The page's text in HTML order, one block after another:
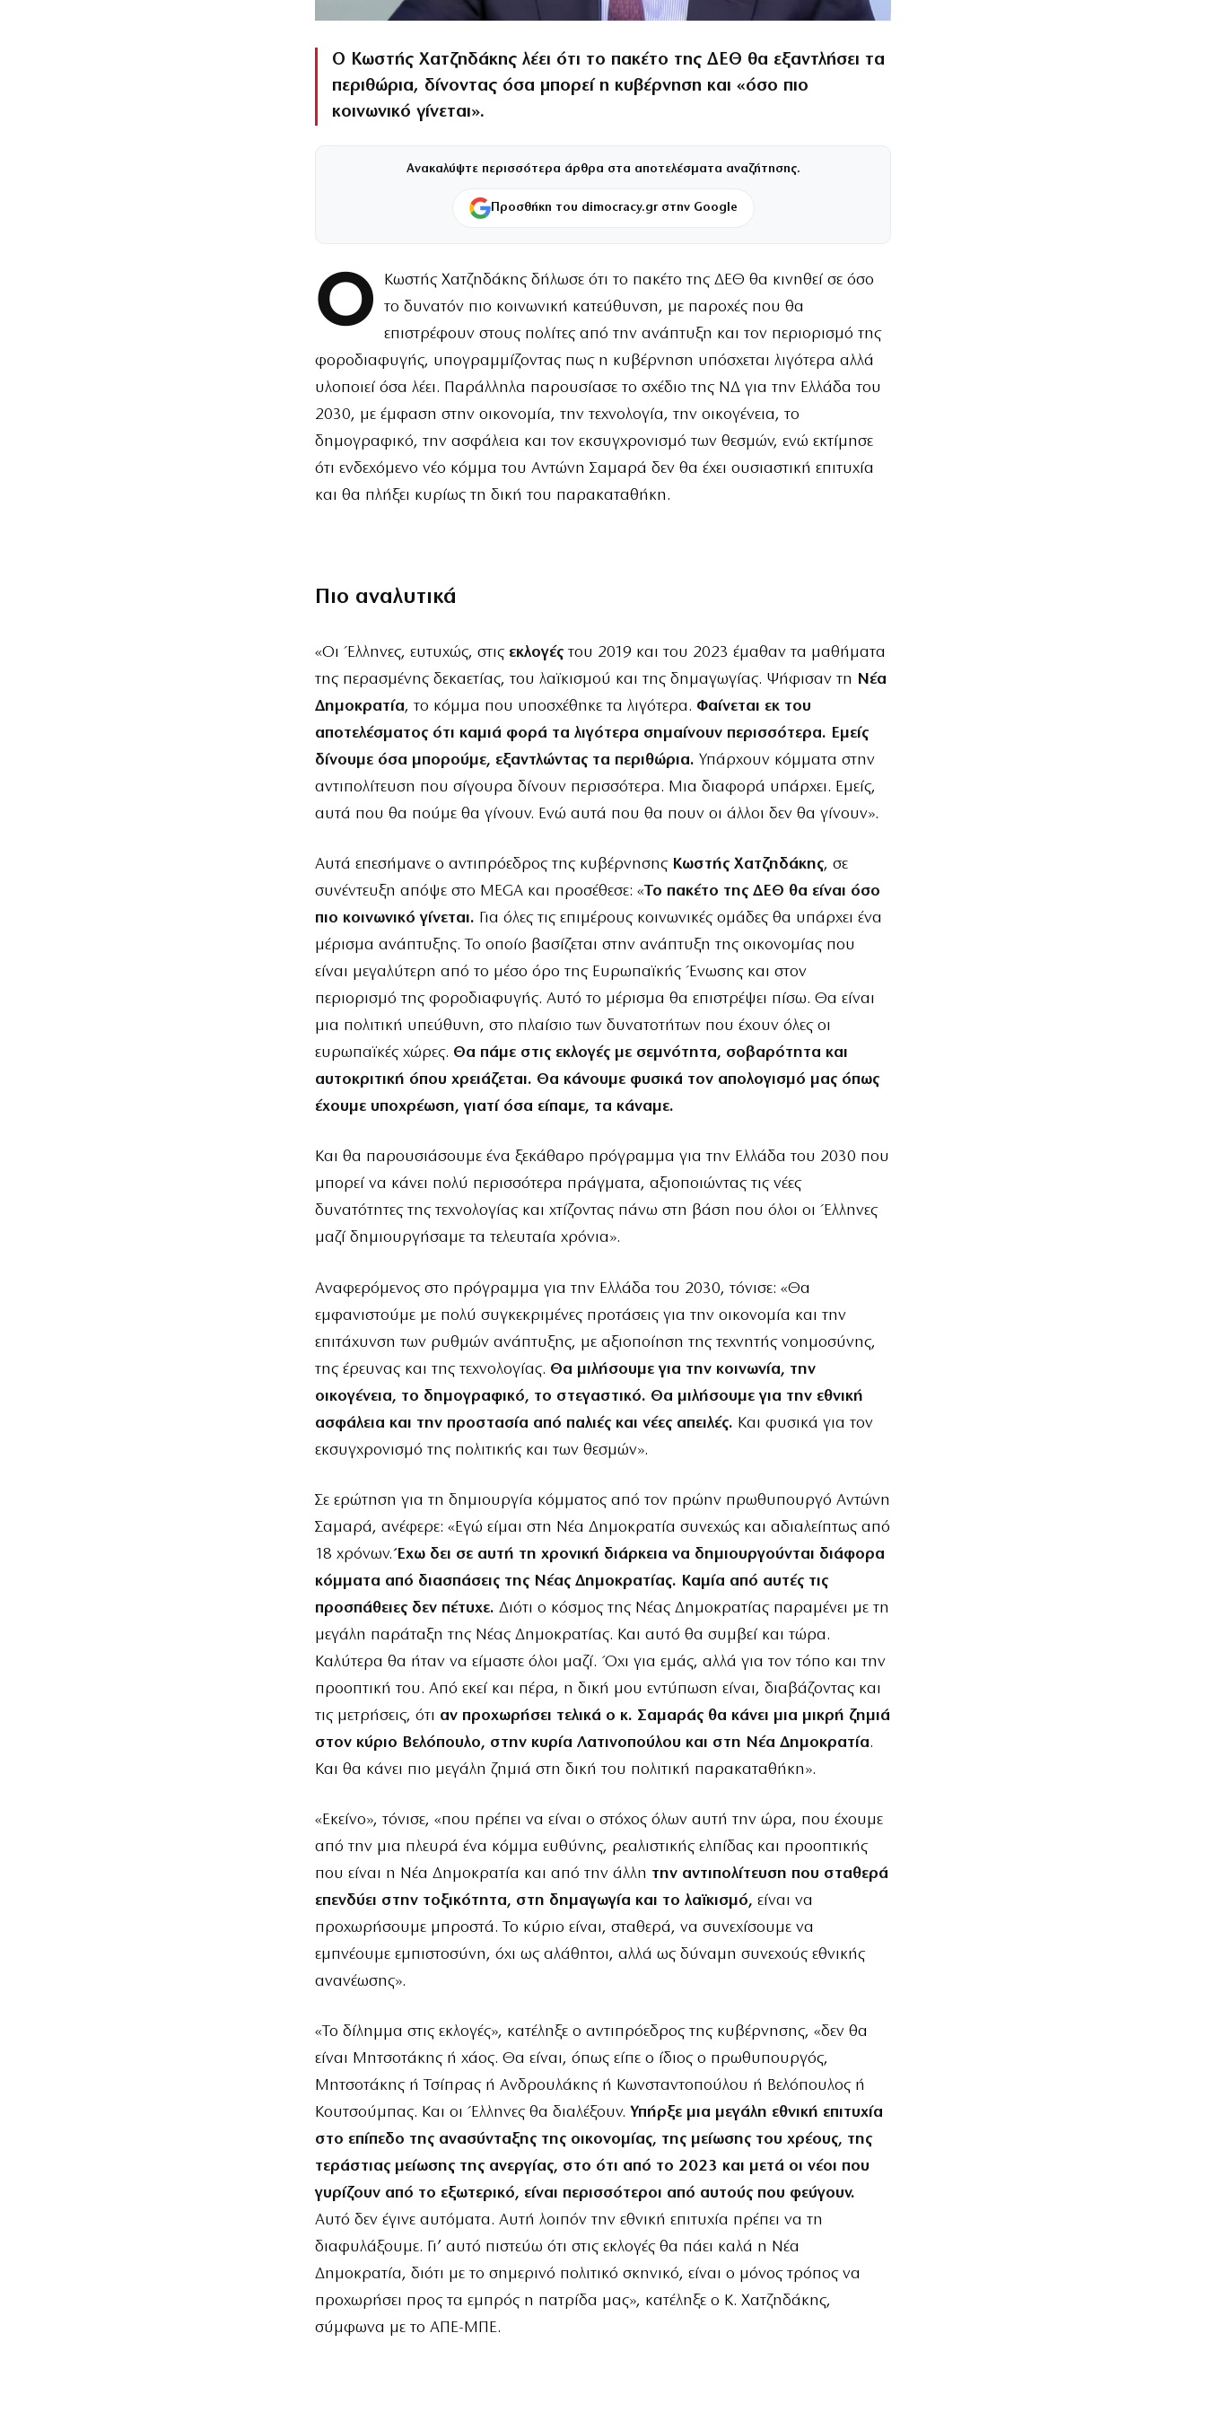
Ο Κωστής Χατζηδάκης λέει ότι το πακέτο της ΔΕΘ θα εξαντλήσει τα
περιθώρια, δίνοντας όσα μπορεί η κυβέρνηση και «όσο πιο
κοινωνικό γίνεται».
Ανακαλύψτε περισσότερα άρθρα στα αποτελέσματα αναζήτησης.
Προσθήκη του dimocracy.gr στην Google
Ο
Κωστής Χατζηδάκης δήλωσε ότι το πακέτο της ΔΕΘ θα κινηθεί σε όσο
το δυνατόν πιο κοινωνική κατεύθυνση, με παροχές που θα
επιστρέφουν στους πολίτες από την ανάπτυξη και τον περιορισμό της
φοροδιαφυγής, υπογραμμίζοντας πως η κυβέρνηση υπόσχεται λιγότερα αλλά
υλοποιεί όσα λέει. Παράλληλα παρουσίασε το σχέδιο της ΝΔ για την Ελλάδα του
2030, με έμφαση στην οικονομία, την τεχνολογία, την οικογένεια, το
δημογραφικό, την ασφάλεια και τον εκσυγχρονισμό των θεσμών, ενώ εκτίμησε
ότι ενδεχόμενο νέο κόμμα του Αντώνη Σαμαρά δεν θα έχει ουσιαστική επιτυχία
και θα πλήξει κυρίως τη δική του παρακαταθήκη.
Πιο αναλυτικά
«Οι Έλληνες, ευτυχώς, στις εκλογές του 2019 και του 2023 έμαθαν τα μαθήματα
της περασμένης δεκαετίας, του λαϊκισμού και της δημαγωγίας. Ψήφισαν τη Νέα
Δημοκρατία, το κόμμα που υποσχέθηκε τα λιγότερα. Φαίνεται εκ του
αποτελέσματος ότι καμιά φορά τα λιγότερα σημαίνουν περισσότερα. Εμείς
δίνουμε όσα μπορούμε, εξαντλώντας τα περιθώρια. Υπάρχουν κόμματα στην
αντιπολίτευση που σίγουρα δίνουν περισσότερα. Μια διαφορά υπάρχει. Εμείς,
αυτά που θα πούμε θα γίνουν. Ενώ αυτά που θα πουν οι άλλοι δεν θα γίνουν».
Αυτά επεσήμανε ο αντιπρόεδρος της κυβέρνησης Κωστής Χατζηδάκης, σε
συνέντευξη απόψε στο MEGA και προσέθεσε: «Το πακέτο της ΔΕΘ θα είναι όσο
πιο κοινωνικό γίνεται. Για όλες τις επιμέρους κοινωνικές ομάδες θα υπάρχει ένα
μέρισμα ανάπτυξης. Το οποίο βασίζεται στην ανάπτυξη της οικονομίας που
είναι μεγαλύτερη από το μέσο όρο της Ευρωπαϊκής Ένωσης και στον
περιορισμό της φοροδιαφυγής. Αυτό το μέρισμα θα επιστρέψει πίσω. Θα είναι
μια πολιτική υπεύθυνη, στο πλαίσιο των δυνατοτήτων που έχουν όλες οι
ευρωπαϊκές χώρες. Θα πάμε στις εκλογές με σεμνότητα, σοβαρότητα και
αυτοκριτική όπου χρειάζεται. Θα κάνουμε φυσικά τον απολογισμό μας όπως
έχουμε υποχρέωση, γιατί όσα είπαμε, τα κάναμε.
Και θα παρουσιάσουμε ένα ξεκάθαρο πρόγραμμα για την Ελλάδα του 2030 που
μπορεί να κάνει πολύ περισσότερα πράγματα, αξιοποιώντας τις νέες
δυνατότητες της τεχνολογίας και χτίζοντας πάνω στη βάση που όλοι οι Έλληνες
μαζί δημιουργήσαμε τα τελευταία χρόνια».
Αναφερόμενος στο πρόγραμμα για την Ελλάδα του 2030, τόνισε: «Θα
εμφανιστούμε με πολύ συγκεκριμένες προτάσεις για την οικονομία και την
επιτάχυνση των ρυθμών ανάπτυξης, με αξιοποίηση της τεχνητής νοημοσύνης,
της έρευνας και της τεχνολογίας. Θα μιλήσουμε για την κοινωνία, την
οικογένεια, το δημογραφικό, το στεγαστικό. Θα μιλήσουμε για την εθνική
ασφάλεια και την προστασία από παλιές και νέες απειλές. Και φυσικά για τον
εκσυγχρονισμό της πολιτικής και των θεσμών».
Σε ερώτηση για τη δημιουργία κόμματος από τον πρώην πρωθυπουργό Αντώνη
Σαμαρά, ανέφερε: «Εγώ είμαι στη Νέα Δημοκρατία συνεχώς και αδιαλείπτως από
18 χρόνων.Έχω δει σε αυτή τη χρονική διάρκεια να δημιουργούνται διάφορα
κόμματα από διασπάσεις της Νέας Δημοκρατίας. Καμία από αυτές τις
προσπάθειες δεν πέτυχε. Διότι ο κόσμος της Νέας Δημοκρατίας παραμένει με τη
μεγάλη παράταξη της Νέας Δημοκρατίας. Και αυτό θα συμβεί και τώρα.
Καλύτερα θα ήταν να είμαστε όλοι μαζί. Όχι για εμάς, αλλά για τον τόπο και την
προοπτική του. Από εκεί και πέρα, η δική μου εντύπωση είναι, διαβάζοντας και
τις μετρήσεις, ότι αν προχωρήσει τελικά ο κ. Σαμαράς θα κάνει μια μικρή ζημιά
στον κύριο Βελόπουλο, στην κυρία Λατινοπούλου και στη Νέα Δημοκρατία.
Και θα κάνει πιο μεγάλη ζημιά στη δική του πολιτική παρακαταθήκη».
«Εκείνο», τόνισε, «που πρέπει να είναι ο στόχος όλων αυτή την ώρα, που έχουμε
από την μια πλευρά ένα κόμμα ευθύνης, ρεαλιστικής ελπίδας και προοπτικής
που είναι η Νέα Δημοκρατία και από την άλλη την αντιπολίτευση που σταθερά
επενδύει στην τοξικότητα, στη δημαγωγία και το λαϊκισμό, είναι να
προχωρήσουμε μπροστά. Το κύριο είναι, σταθερά, να συνεχίσουμε να
εμπνέουμε εμπιστοσύνη, όχι ως αλάθητοι, αλλά ως δύναμη συνεχούς εθνικής
ανανέωσης».
«Το δίλημμα στις εκλογές», κατέληξε ο αντιπρόεδρος της κυβέρνησης, «δεν θα
είναι Μητσοτάκης ή χάος. Θα είναι, όπως είπε ο ίδιος ο πρωθυπουργός,
Μητσοτάκης ή Τσίπρας ή Ανδρουλάκης ή Κωνσταντοπούλου ή Βελόπουλος ή
Κουτσούμπας. Και οι Έλληνες θα διαλέξουν. Υπήρξε μια μεγάλη εθνική επιτυχία
στο επίπεδο της ανασύνταξης της οικονομίας, της μείωσης του χρέους, της
τεράστιας μείωσης της ανεργίας, στο ότι από το 2023 και μετά οι νέοι που
γυρίζουν από το εξωτερικό, είναι περισσότεροι από αυτούς που φεύγουν.
Αυτό δεν έγινε αυτόματα. Αυτή λοιπόν την εθνική επιτυχία πρέπει να τη
διαφυλάξουμε. Γι’ αυτό πιστεύω ότι στις εκλογές θα πάει καλά η Νέα
Δημοκρατία, διότι με το σημερινό πολιτικό σκηνικό, είναι ο μόνος τρόπος να
προχωρήσει προς τα εμπρός η πατρίδα μας», κατέληξε ο Κ. Χατζηδάκης,
σύμφωνα με το ΑΠΕ-ΜΠΕ.